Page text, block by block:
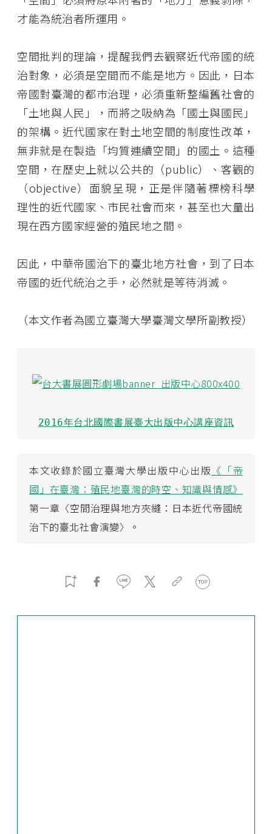
才能為統治者所運用。
空間批判的理論，提醒我們去觀察近代帝國的統
治對象，必須是空間而不能是地方。因此，日本
帝國對臺灣的都巿治理，必須重新整編舊社會的
「土地與人民」，而將之吸納為「國土與國民」
的架構。近代國家在對土地空間的制度性改革，
無非就是在製造「均質連續空間」的國土。這種
空間，在歷史上就以公共的（public）、客觀的
（objective）面貌呈現，正是伴隨著標榜科學
理性的近代國家、市民社會而來，甚至也大量出
現在西方國家經營的殖民地之間。
因此，中華帝國治下的臺北地方社會，到了日本
帝國的近代統治之手，必然就是等待消滅。
（本文作者為國立臺灣大學臺灣文學所副教授）
2016年台北國際書展臺大出版中心講座資訊
本文收錄於國立臺灣大學出版中心出版 《「帝
國」在臺灣：殖民地臺灣的時空、知識與情感》
第一章〈空間治理與地方夾縫：日本近代帝國統
治下的臺北社會演變〉。